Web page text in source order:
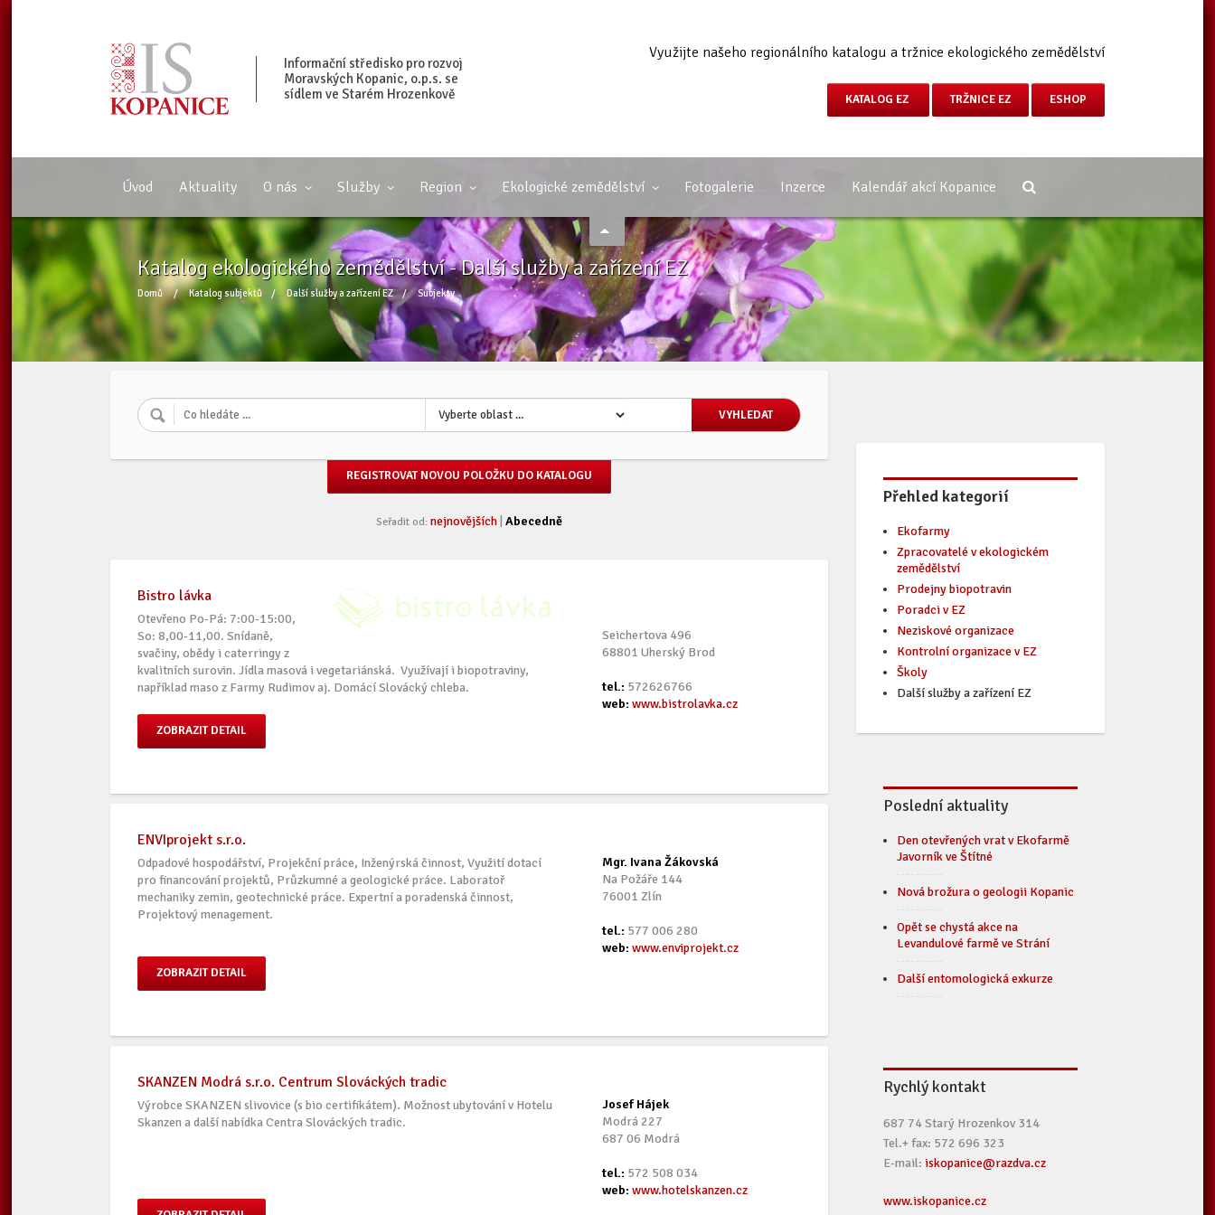
Informační středisko pro rozvoj
Moravských Kopanic, o.p.s. se
sídlem ve Starém Hrozenkově
Využijte našeho regionálního katalogu a tržnice ekologického zemědělství
KATALOG EZ TRŽNICE EZ ESHOP
Úvod Aktuality O nás Služby Region Ekologické zemědělství Fotogalerie Inzerce Kalendář akcí Kopanice
Katalog ekologického zemědělství - Další služby a zařízení EZ
Domů / Katalog subjektů / Další služby a zařízení EZ / Subjekty
REGISTROVAT NOVOU POLOŽKU DO KATALOGU
Seřadit od: nejnovějších| Abecedně
Seichertova 496
68801 Uherský Brod
tel.: 572626766
web: www.bistrolavka.cz
Bistro lávka
Otevřeno Po-Pá: 7:00-15:00,
So: 8,00-11,00. Snídaně,
svačiny, obědy i caterringy z
kvalitních surovin. Jídla masová i vegetariánská. Využívají i biopotraviny,
například maso z Farmy Rudimov aj. Domácí Slovácký chleba.
ZOBRAZIT DETAIL
Mgr. Ivana Žákovská
Na Požáře 144
76001 Zlín
tel.: 577 006 280
web: www.enviprojekt.cz
ENVIprojekt s.r.o.
Odpadové hospodářství, Projekční práce, Inženýrská činnost, Využití dotací
pro financování projektů, Průzkumné a geologické práce. Laboratoř
mechaniky zemin, geotechnické práce. Expertní a poradenská činnost,
Projektový menagement.
ZOBRAZIT DETAIL
Josef Hájek
Modrá 227
687 06 Modrá
tel.: 572 508 034
web: www.hotelskanzen.cz
SKANZEN Modrá s.r.o. Centrum Slováckých tradic
Výrobce SKANZEN slivovice (s bio certifikátem). Možnost ubytování v Hotelu
Skanzen a další nabídka Centra Slováckých tradic.
Přehled kategorií
Ekofarmy
Zpracovatelé v ekologickém
zemědělství
Prodejny biopotravin
Poradci v EZ
Neziskové organizace
Kontrolní organizace v EZ
Školy
Další služby a zařízení EZ
Poslední aktuality
Den otevřených vrat v Ekofarmě
Javorník ve Štítné
Nová brožura o geologii Kopanic
Opět se chystá akce na
Levandulové farmě ve Strání
Další entomologická exkurze
Rychlý kontakt
687 74 Starý Hrozenkov 314
Tel.+ fax: 572 696 323
E-mail: iskopanice@razdva.cz
www.iskopanice.cz